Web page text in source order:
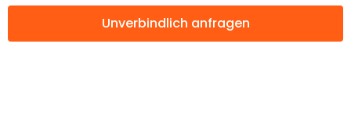
Unverbindlich anfragen